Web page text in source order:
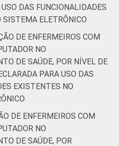
DAS FUNCIONALIDADES
SISTEMA ELETRÔNICO
DE ENFERMEIROS COM
NO
DE SAÚDE, POR NÍVEL DE
PARA USO DAS
EXISTENTES NO
DE ENFERMEIROS COM
NO
DE SAÚDE, POR